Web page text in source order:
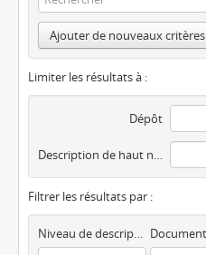
Ajouter de nouveaux critères
Limiter les résultats à :
Dépôt
Description de haut niveau
Filtrer les résultats par :
Niveau de description